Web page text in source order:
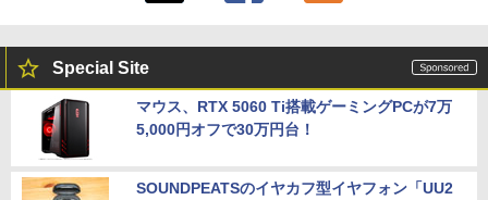
Special Site
マウス、RTX 5060 Ti搭載ゲーミングPCが7万
5,000円オフで30万円台！
SOUNDPEATSのイヤカフ型イヤフォン「UU2